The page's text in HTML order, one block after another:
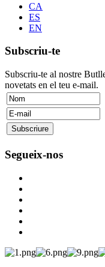
CA
ES
EN
Subscriu-te
Subscriu-te al nostre
novetats en el teu e-mail.
Segueix-nos